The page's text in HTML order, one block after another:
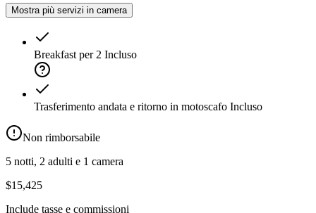
Mostra più servizi in camera
Breakfast per 2 Incluso
Trasferimento andata e ritorno in motoscafo Incluso
Non rimborsabile
5 notti, 2 adulti e 1 camera
$15,425
Include tasse e commissioni